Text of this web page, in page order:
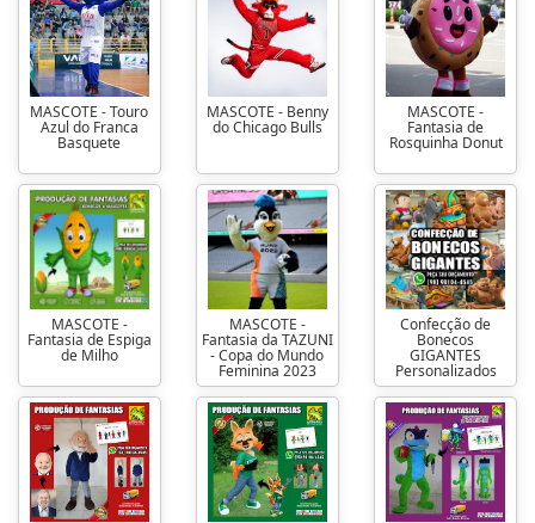
MASCOTE - Touro
Azul do Franca
Basquete
MASCOTE - Benny
do Chicago Bulls
MASCOTE -
Fantasia de
Rosquinha Donut
MASCOTE -
Fantasia de Espiga
de Milho
MASCOTE -
Fantasia da TAZUNI
- Copa do Mundo
Feminina 2023
Confecção de
Bonecos
GIGANTES
Personalizados